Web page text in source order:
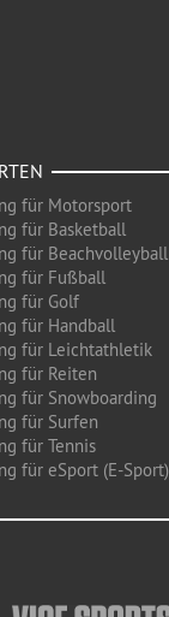
für Motorsport
für Basketball
für Beachvolleyball
für Fußball
für Golf
für Handball
für Leichtathletik
für Reiten
für Snowboarding
für Surfen
für Tennis
für eSport (E-Sport)